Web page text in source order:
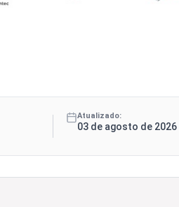
Atualizado:
03 de agosto de 2026